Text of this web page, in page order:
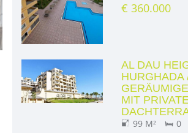
€ 360.000
AL DAU
HURGHADA
MIT
99 M² 0